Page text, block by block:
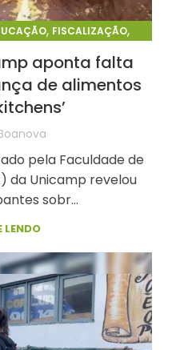
, FISCALIZAÇÃO,
aponta falta
de alimentos
pela Faculdade de
da Unicamp revelou
sobr...
LENDO